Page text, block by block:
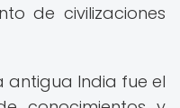
de civilizaciones
antigua India fue el